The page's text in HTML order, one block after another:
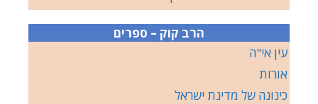
הרב קוק – ספרים
עין אי"ה
אורות
כינונה של מדינת ישראל